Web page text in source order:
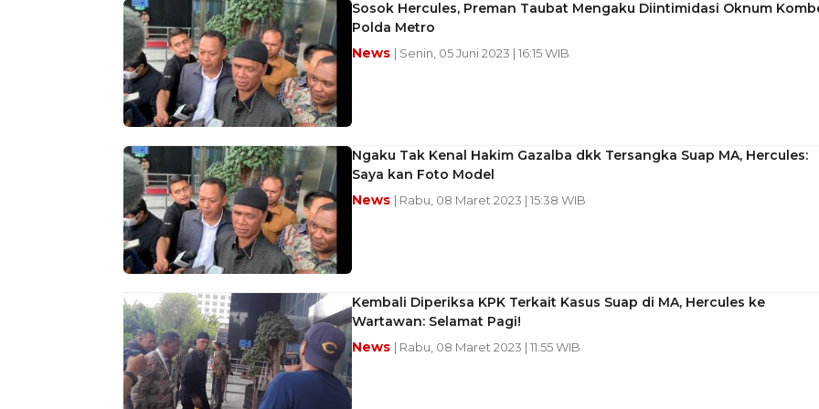
Sosok Hercules, Preman Taubat Mengaku Diintimidasi Oknum
Polda Metro
News | Senin, 05 Juni 2023 | 16:15 WIB
Ngaku Tak Kenal Hakim Gazalba dkk Tersangka Suap MA, Hercules:
Saya kan Foto Model
News | Rabu, 08 Maret 2023 | 15:38 WIB
Kembali Diperiksa KPK Terkait Kasus Suap di MA, Hercules ke
Wartawan: Selamat Pagi!
News | Rabu, 08 Maret 2023 | 11:55 WIB